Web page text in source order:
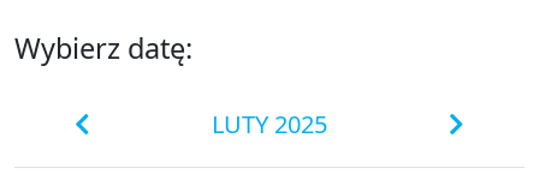
Wybierz datę:
LUTY 2025